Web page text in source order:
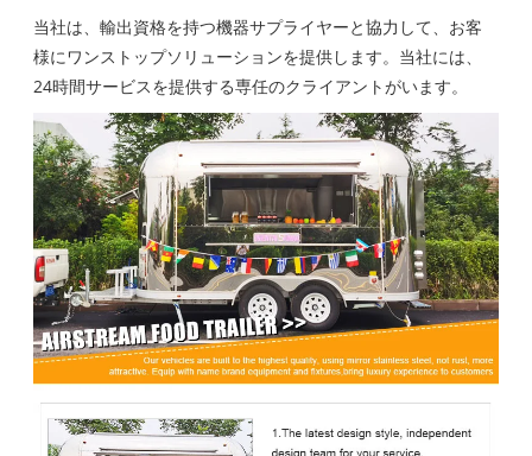
当社は、輸出資格を持つ機器サプライヤーと協力して、お客
様にワンストップソリューションを提供します。当社には、
24時間サービスを提供する専任のクライアントがいます。